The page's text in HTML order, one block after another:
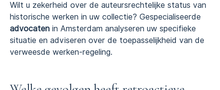
Wilt u zekerheid over de auteursrechtelijke status van
historische werken in uw collectie? Gespecialiseerde
advocaten in Amsterdam analyseren uw specifieke
situatie en adviseren over de toepasselijkheid van de
verweesde werken-regeling.